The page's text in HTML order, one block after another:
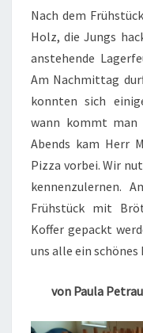
Nach dem
Holz, die Jungs
anstehende
Am Nachmittag
konnten sich
wann kommt man
Abends kam Herr
Pizza vorbei. Wir
kennenzulernen.
Frühstück mit
Koffer gepackt
uns alle ein schönes
von Paula